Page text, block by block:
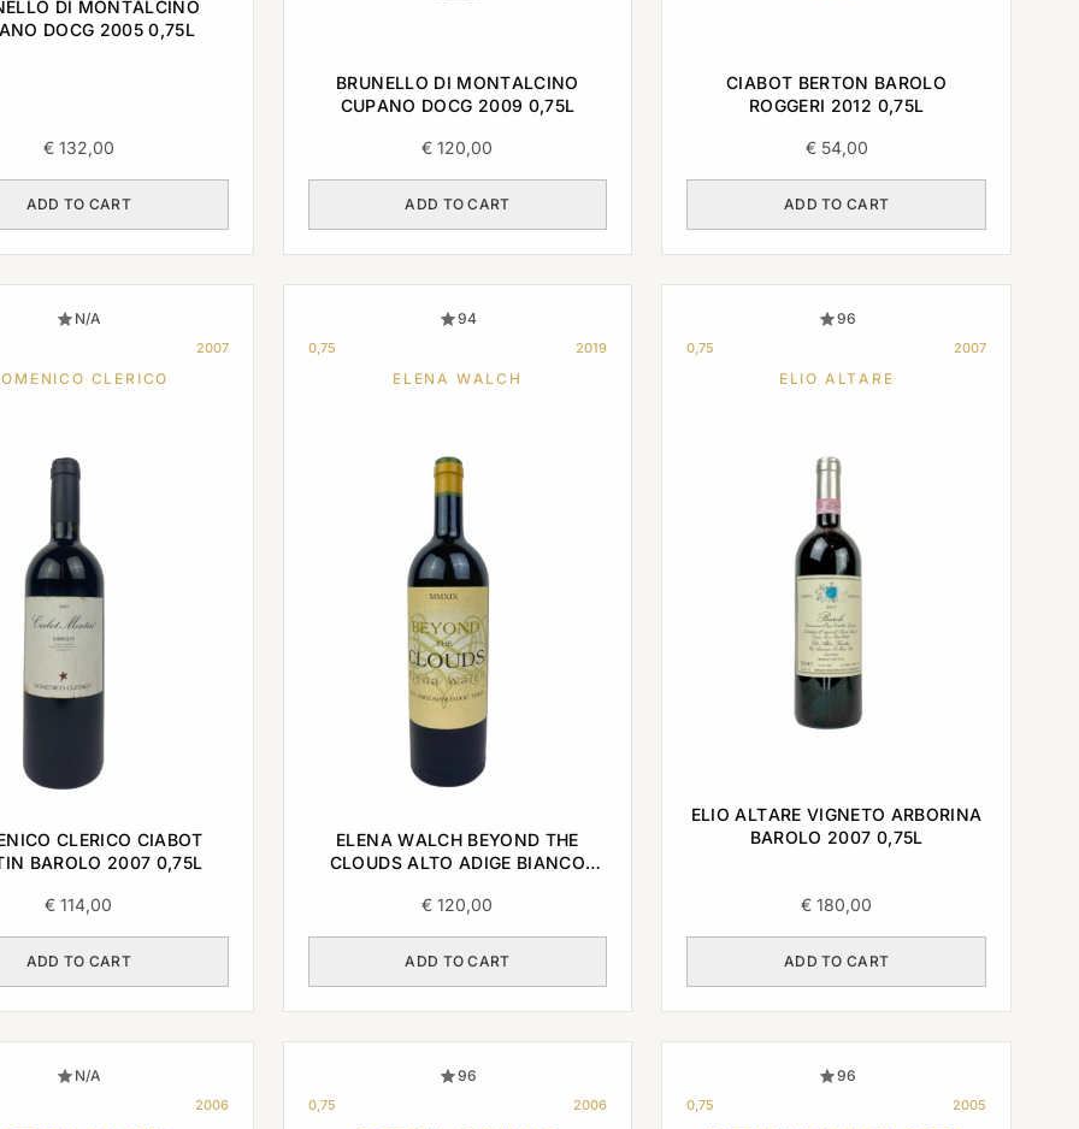
DI MONTALCINO
DOCG 2005 0,75L
€132,00
ADD TO CART
BRUNELLO DI MONTALCINO
CUPANO DOCG 2009 0,75L
€ 120,00
ADD TO CART
CIABOT BERTON BAROLO
ROGGERI 2012 0,75L
€54,00
ADD TO CART
N/A
2007
CLERICO
CLERICO CIABOT
BAROLO 2007 0,75L
€ 114,00
ADD TO CART
94
0,75 2019
ELENA WALCH
ELENA WALCH BEYOND THE
CLOUDS ALTO ADIGE BIANCO
€ 120,00
ADD TO CART
96
0,75 2007
ELIO ALTARE
ELIO ALTARE VIGNETO ARBORINA
BAROLO 2007 0,75L
€ 180,00
ADD TO CART
N/A
2006
96
0,75 2006
96
0,75 2005